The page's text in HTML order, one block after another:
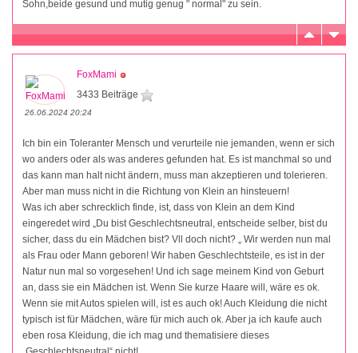
Sohn,beide gesund und mutig genug " normal" zu sein.
FoxMami
3433 Beiträge
26.06.2024 20:24
Ich bin ein Toleranter Mensch und verurteile nie jemanden, wenn er sich
wo anders oder als was anderes gefunden hat. Es ist manchmal so und
das kann man halt nicht ändern, muss man akzeptieren und tolerieren.
Aber man muss nicht in die Richtung von Klein an hinsteuern!
Was ich aber schrecklich finde, ist, dass von Klein an dem Kind
eingeredet wird „Du bist Geschlechtsneutral, entscheide selber, bist du
sicher, dass du ein Mädchen bist? Vll doch nicht? „ Wir werden nun mal
als Frau oder Mann geboren! Wir haben Geschlechtsteile, es ist in der
Natur nun mal so vorgesehen! Und ich sage meinem Kind von Geburt
an, dass sie ein Mädchen ist. Wenn Sie kurze Haare will, wäre es ok.
Wenn sie mit Autos spielen will, ist es auch ok! Auch Kleidung die nicht
typisch ist für Mädchen, wäre für mich auch ok. Aber ja ich kaufe auch
eben rosa Kleidung, die ich mag und thematisiere dieses